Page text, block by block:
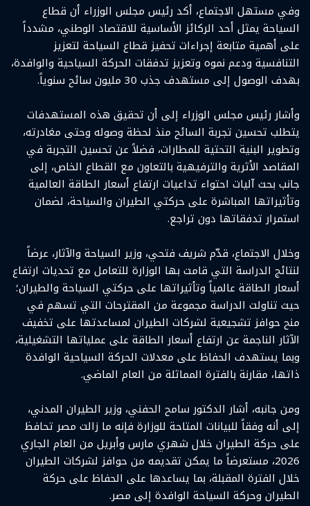
وفي مستهل الاجتماع، أكد رئيس مجلس الوزراء أن قطاع
السياحة يمثل أحد الركائز الأساسية للاقتصاد الوطني، مشدداً
على أهمية متابعة إجراءات تحفيز قطاع السياحة لتعزيز
التنافسية ودعم نموه وتعزيز تدفقات الحركة السياحية والوافدة،
بهدف الوصول إلى مستهدف جذب 30 مليون سائح سنوياً.
وأشار رئيس مجلس الوزراء إلى أن تحقيق هذه المستهدفات
يتطلب تحسين تجربة السائح منذ لحظة وصوله وحتى مغادرته،
وتطوير البنية التحتية للمطارات، فضلاً عن تحسين التجربة في
المقاصد الأثرية والترفيهية بالتعاون مع القطاع الخاص، إلى
جانب بحث آليات احتواء تداعيات ارتفاع أسعار الطاقة العالمية
وتأثيراتها المباشرة على حركتي الطيران والسياحة، لضمان
استمرار تدفقاتها دون تراجع.
وخلال الاجتماع، قدّم شريف فتحي، وزير السياحة والآثار، عرضاً
لنتائج الدراسة التي قامت بها الوزارة للتعامل مع تحديات ارتفاع
أسعار الطاقة عالمياً وتأثيراتها على حركتي السياحة والطيران؛
حيث تناولت الدراسة مجموعة من المقترحات التي تسهم في
منح حوافز تشجيعية لشركات الطيران لمساعدتها على تخفيف
الآثار الناجمة عن ارتفاع أسعار الطاقة على عملياتها التشغيلية،
وبما يستهدف الحفاظ على معدلات الحركة السياحية الوافدة
ذاتها، مقارنة بالفترة المماثلة من العام الماضي.
ومن جانبه، أشار الدكتور سامح الحفني، وزير الطيران المدني،
إلى أنه وفقاً للبيانات المتاحة للوزارة فإنه ما زالت مصر تحافظ
على حركة الطيران خلال شهري مارس وأبريل من العام الجاري
2026، مستعرضاً ما يمكن تقديمه من حوافز لشركات الطيران
خلال الفترة المقبلة، بما يساعدها على الحفاظ على حركة
الطيران وحركة السياحة الوافدة إلى مصر.